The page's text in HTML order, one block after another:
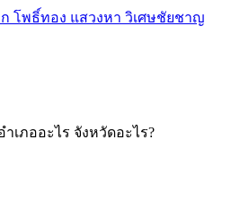
โพธิ์ทอง แสวงหา วิเศษชัยชาญ
เภออะไร จังหวัดอะไร?